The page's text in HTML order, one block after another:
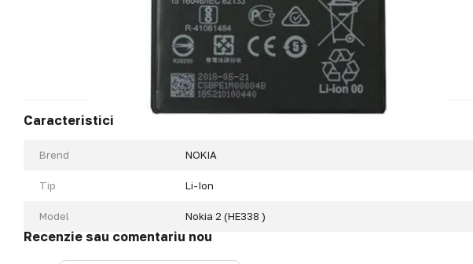
Caracteristici
Brend NOKIA
Tip Li-Ion
Model Nokia 2 (HE338 )
Recenzie sau comentariu nou